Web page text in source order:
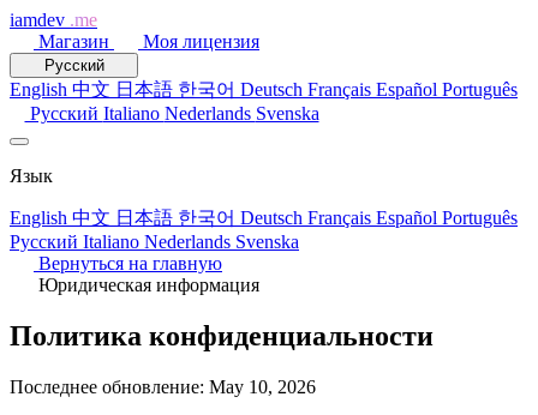
iamdev .me
Магазин
Моя лицензия
Русский
English 中文 日本語 한국어 Deutsch Français Español Português
Русский Italiano Nederlands Svenska
Язык
English 中文 日本語 한국어 Deutsch Français Español Português
Русский Italiano Nederlands Svenska
Вернуться на главную
Юридическая информация
Политика конфиденциальности
Последнее обновление: May 10, 2026